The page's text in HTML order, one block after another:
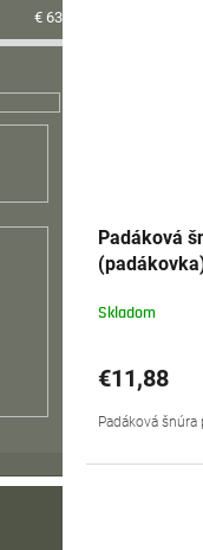
€ 63
Padáková
Skladom
€11,88
Padáková šnúra